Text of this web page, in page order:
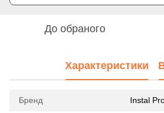
До обраного
Характеристики
Бренд Instal